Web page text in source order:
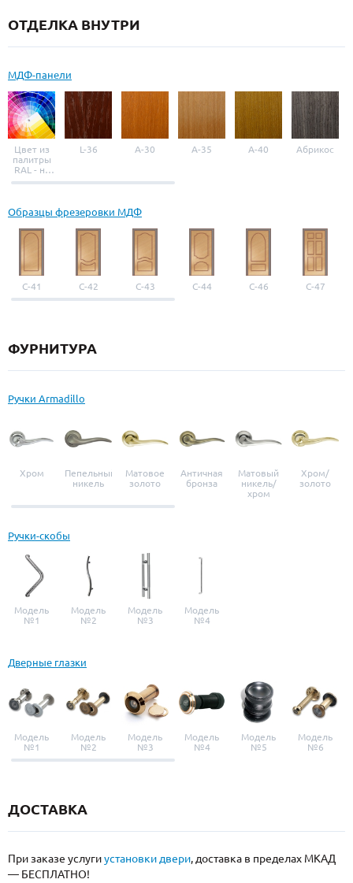
ОТДЕЛКА ВНУТРИ
МДФ-панели
Цвет из
палитры
RAL - на
выбор
L-36 A-30 A-35 A-40 Абрикос
Образцы фрезеровки МДФ
С-41 С-42 С-43 С-44 С-46 С-47
ФУРНИТУРА
Ручки Armadillo
Хром
Пепельный
никель
Матовое
золото
Античная
бронза
Матовый
никель/
хром
Хром/
золото
Ручки-скобы
Модель
№1
Модель
№2
Модель
№3
Модель
№4
Дверные глазки
Модель
№1
Модель
№2
Модель
№3
Модель
№4
Модель
№5
Модель
№6
ДОСТАВКА
При заказе услугиустановки двери, доставка в пределах МКАД
— БЕСПЛАТНО!